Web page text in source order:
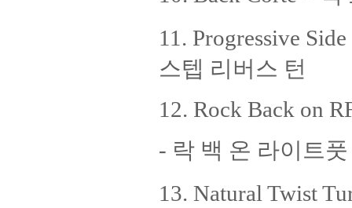
11. Progressive
스텝 리버스 턴
12. Rock Back on
- 락 백 온 라이트
13. Natural Twist